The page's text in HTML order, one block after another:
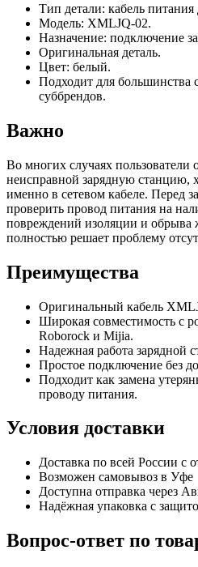
Тип детали: кабель питания
Модель: XMLJQ-02.
Назначение: подключение
Оригинальная деталь.
Цвет: белый.
Подходит для большинства
суббрендов.
Важно
Во многих случаях
неисправной зарядную станцию,
именно в сетевом кабеле. Перед
проверить провод питания на
повреждений изоляции и обрыва
полностью решает проблему
Преимущества
Оригинальный кабель
Широкая совместимость с
Roborock и Mijia.
Надежная работа зарядной
Простое подключение без
Подходит как замена
проводу питания.
Условия доставки
Доставка по всей России с
Возможен самовывоз в Уфе
Доступна отправка через
Надёжная упаковка с
Вопрос-ответ по